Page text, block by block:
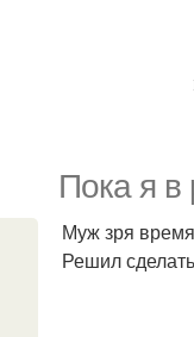
Пока я
Муж зря
Решил